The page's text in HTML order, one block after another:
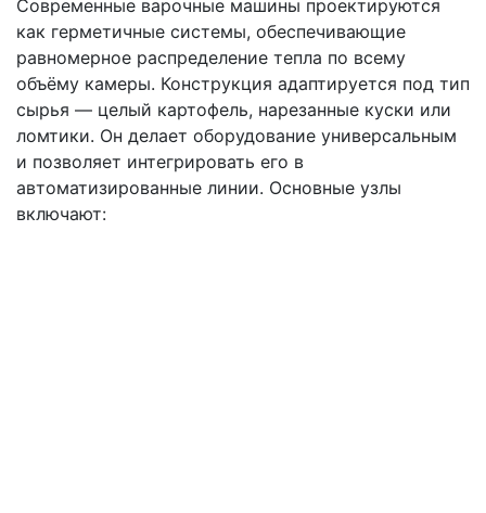
Современные варочные машины проектируются
как герметичные системы, обеспечивающие
равномерное распределение тепла по всему
объёму камеры. Конструкция адаптируется под тип
сырья — целый картофель, нарезанные куски или
ломтики. Он делает оборудование универсальным
и позволяет интегрировать его в
автоматизированные линии. Основные узлы
включают: